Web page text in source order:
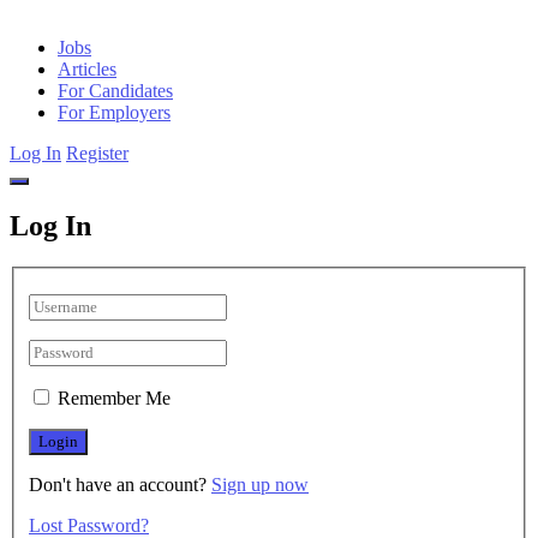
Jobs
Articles
For Candidates
For Employers
Log In Register
Log In
Remember Me
Don't have an account? Sign up now
Lost Password?